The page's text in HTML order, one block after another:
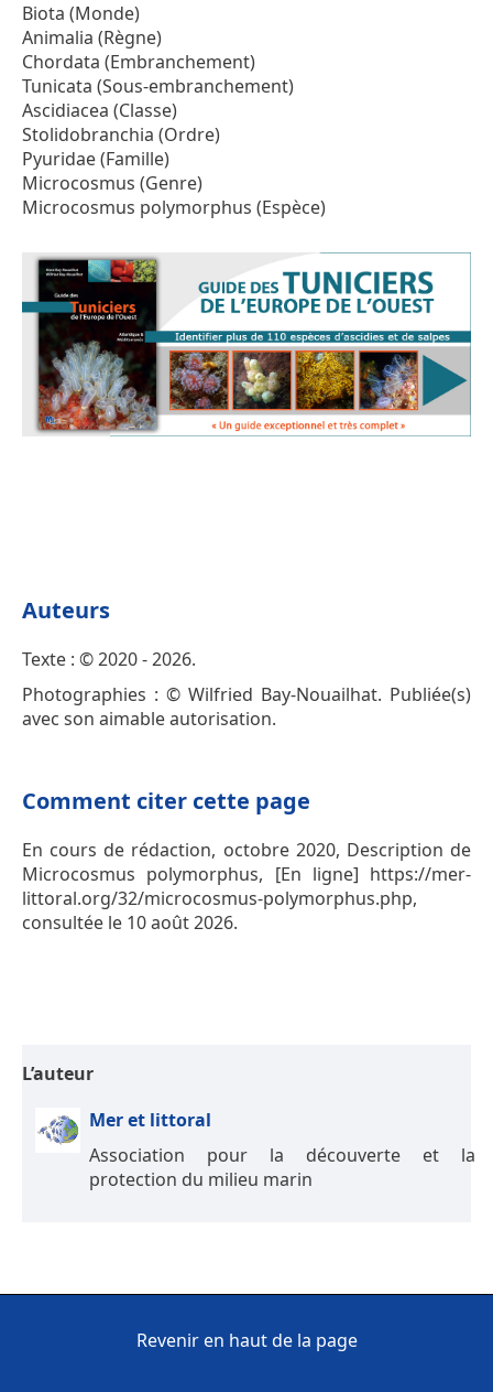
Biota (Monde)
Animalia (Règne)
Chordata (Embranchement)
Tunicata (Sous-embranchement)
Ascidiacea (Classe)
Stolidobranchia (Ordre)
Pyuridae (Famille)
Microcosmus (Genre)
Microcosmus polymorphus (Espèce)
Auteurs
Texte : © 2020 - 2026.
Photographies : © Wilfried Bay-Nouailhat. Publiée(s)
avec son aimable autorisation.
Comment citer cette page
En cours de rédaction, octobre 2020, Description de
Microcosmus polymorphus, [En ligne] https://mer-
littoral.org/32/microcosmus-polymorphus.php,
consultée le 10 août 2026.
L’auteur
Mer et littoral
Association pour la découverte et la
protection du milieu marin
Revenir en haut de la page